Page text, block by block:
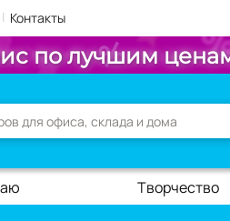
| Контакты
по лучшим
Творчество